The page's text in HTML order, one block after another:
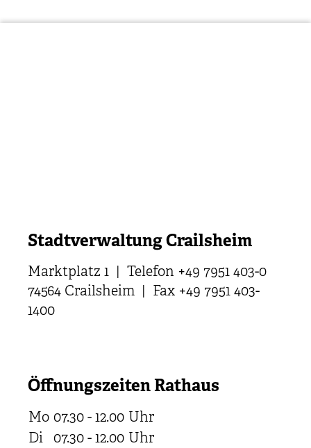
Stadtverwaltung Crailsheim
Marktplatz 1 | Telefon +49 7951 403-0
74564 Crailsheim | Fax +49 7951 403-
1400
Öffnungszeiten Rathaus
Mo 07.30 - 12.00 Uhr
Di
07.30 - 12.00 Uhr